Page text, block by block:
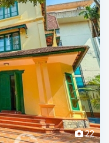
22